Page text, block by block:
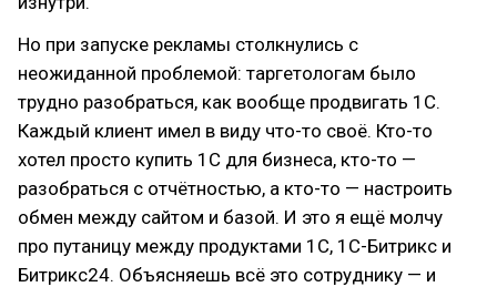
Но при запуске рекламы столкнулись с
неожиданной проблемой: таргетологам было
трудно разобраться, как вообще продвигать 1С.
Каждый клиент имел в виду что-то своё. Кто-то
хотел просто купить 1С для бизнеса, кто-то —
разобраться с отчётностью, а кто-то — настроить
обмен между сайтом и базой. И это я ещё молчу
про путаницу между продуктами 1С, 1С-Битрикс и
Битрикс24. Объясняешь всё это сотруднику — и